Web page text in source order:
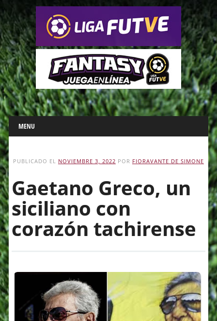
Main menu
Skip
to
content
MENU
PUBLICADO EL NOVIEMBRE 3, 2022 POR FIORAVANTE DE SIMONE
Gaetano Greco, un
siciliano con
corazón tachirense